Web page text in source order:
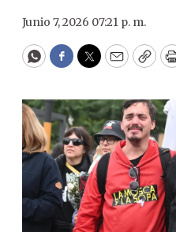
Junio 7, 2026 07:21 p. m.
WhatsApp
Facebook
Twitter
Email